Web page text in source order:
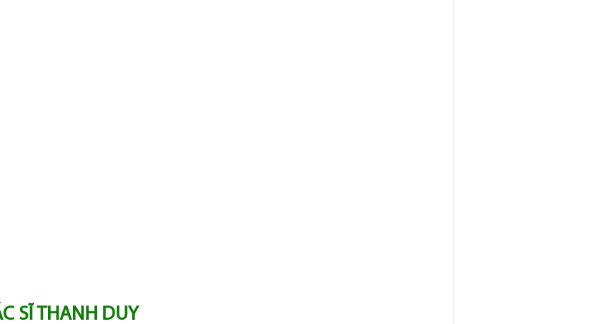
SĨ THANH DUY